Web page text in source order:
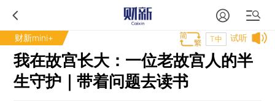
财新mini+ 试听
T中
我在故宫长大：一位老故宫人的半
生守护｜带着问题去读书